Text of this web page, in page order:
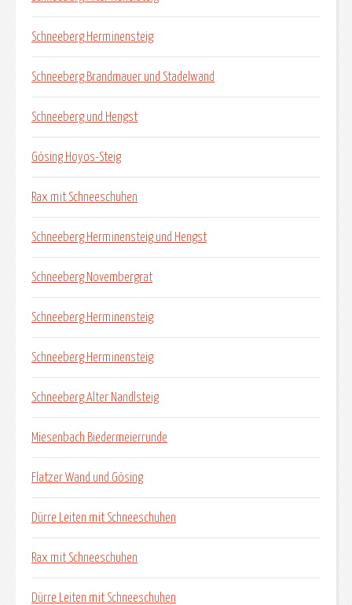
Schneeberg Herminensteig
Schneeberg Brandmauer und Stadelwand
Schneeberg und Hengst
Gösing Hoyos-Steig
Rax mit Schneeschuhen
Schneeberg Herminensteig und Hengst
Schneeberg Novembergrat
Schneeberg Herminensteig
Schneeberg Herminensteig
Schneeberg Alter Nandlsteig
Miesenbach Biedermeierrunde
Flatzer Wand und Gösing
Dürre Leiten mit Schneeschuhen
Rax mit Schneeschuhen
Dürre Leiten mit Schneeschuhen